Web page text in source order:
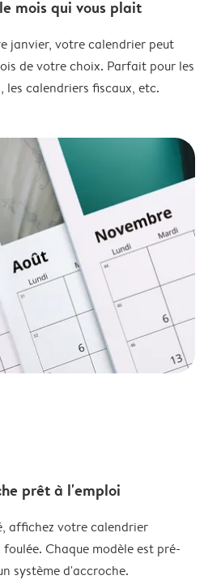
mois qui vous plait
janvier, votre calendrier peut
de votre choix. Parfait pour les
les calendriers fiscaux, etc.
prêt à l'emploi
affichez votre calendrier
Chaque modèle est pré-
système d'accroche.